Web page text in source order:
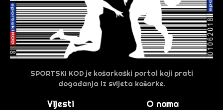
SPORTSKI KOD je košarkaški portal koji prati
događanja iz svijeta košarke.
Vijesti O nama